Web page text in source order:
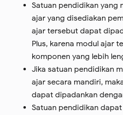
Satuan pendidikan yang
ajar yang disediakan
ajar tersebut dapat
Plus, karena modul ajar
komponen yang lebih
Jika satuan pendidikan
ajar secara mandiri,
dapat dipadankan
Satuan pendidikan